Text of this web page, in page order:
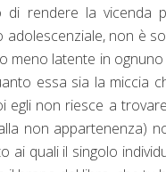
di rendere la vicenda
adolescenziale, non è
meno latente in ognuno
essa sia la miccia
egli non riesce a
non appartenenza)
ai quali il singolo